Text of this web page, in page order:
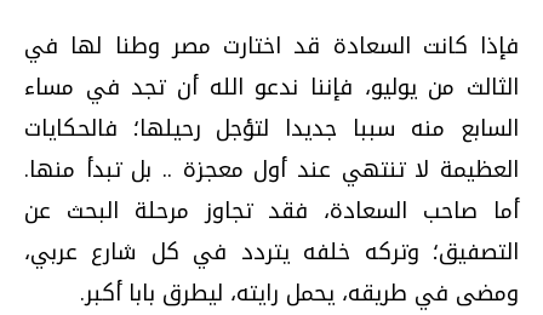
فإذا كانت السعادة قد اختارت مصر وطنا لها في
الثالث من يوليو، فإننا ندعو الله أن تجد في مساء
السابع منه سببا جديدا لتؤجل رحيلها؛ فالحكايات
العظيمة لا تنتهي عند أول معجزة .. بل تبدأ منها.
أما صاحب السعادة، فقد تجاوز مرحلة البحث عن
التصفيق؛ وتركه خلفه يتردد في كل شارع عربي،
ومضى في طريقه، يحمل رايته، ليطرق بابا أكبر.